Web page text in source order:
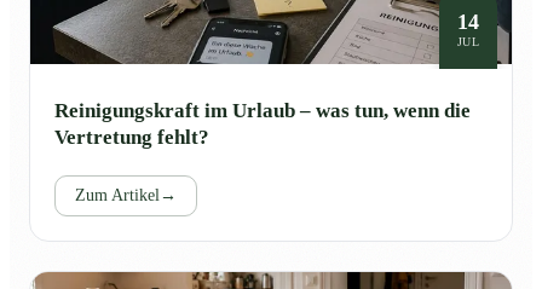
14
JUL
Reinigungskraft im Urlaub – was tun, wenn die
Vertretung fehlt?
Zum Artikel →